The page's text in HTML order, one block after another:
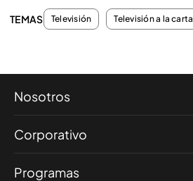
TEMAS Televisión Televisión a la carta
Nosotros
Corporativo
Programas